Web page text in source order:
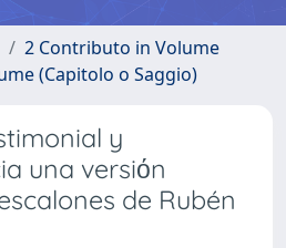
2 Contributo in Volume
(Capitolo o Saggio)
y
una versiόn
de Rubén